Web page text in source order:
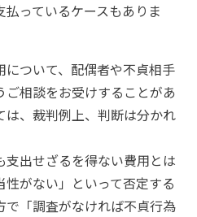
っているケースもありま
ついて、配偶者や不貞相手
相談をお受けすることがあ
は、裁判例上、判断は分かれ
出せざるを得ない費用とは
がない」といって否定する
「調査がなければ不貞行為